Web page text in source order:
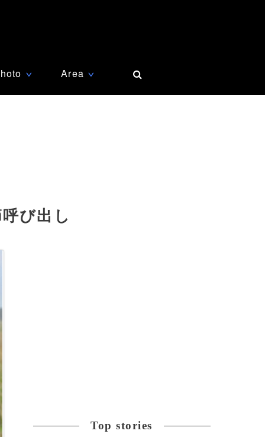
∨ Area ∨
び出し
Top stories